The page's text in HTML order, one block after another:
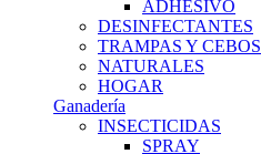
ADHESIVO
DESINFECTANTES
TRAMPAS Y CEBOS
NATURALES
HOGAR
Ganadería
INSECTICIDAS
SPRAY